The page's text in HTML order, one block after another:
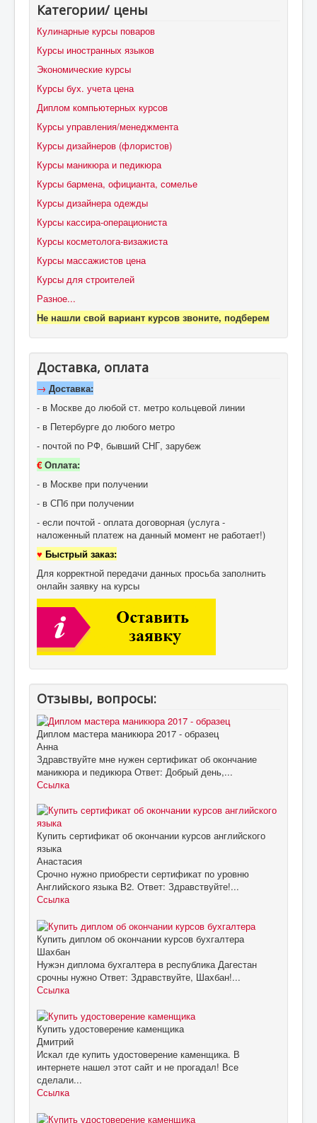
Категории/ цены
Кулинарные курсы поваров
Курсы иностранных языков
Экономические курсы
Курсы бух. учета цена
Диплом компьютерных курсов
Курсы управления/менеджмента
Курсы дизайнеров (флористов)
Курсы маникюра и педикюра
Курсы бармена, официанта, сомелье
Курсы дизайнера одежды
Курсы кассира-операциониста
Курсы косметолога-визажиста
Курсы массажистов цена
Курсы для строителей
Разное...
Не нашли свой вариант курсов звоните, подберем
Доставка, оплата
→ Доставка:
- в Москве до любой ст. метро кольцевой линии
- в Петербурге до любого метро
- почтой по РФ, бывший СНГ, зарубеж
€Оплата:
- в Москве при получении
- в СПб при получении
- если почтой - оплата договорная (услуга -
наложенный платеж на данный момент не работает!)
♥ Быстрый заказ:
Для корректной передачи данных просьба заполнить
онлайн заявку на курсы
Отзывы, вопросы:
Диплом мастера маникюра 2017 - образец
Анна
Здравствуйте мне нужен сертификат об окончание
маникюра и педикюра Ответ: Добрый день,...
Ссылка
Купить сертификат об окончании курсов английского
языка
Анастасия
Срочно нужно приобрести сертификат по уровню
Английского языка B2. Ответ: Здравствуйте!...
Ссылка
Купить диплом об окончании курсов бухгалтера
Шахбан
Нужэн диплома бухгалтера в республика Дагестан
срочны нужно Ответ: Здравствуйте, Шахбан!...
Ссылка
Купить удостоверение каменщика
Дмитрий
Искал где купить удостоверение каменщика. В
интернете нашел этот сайт и не прогадал! Все
сделали...
Ссылка